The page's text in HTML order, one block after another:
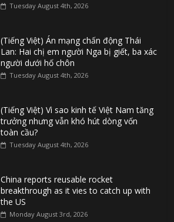
Tuesday August 4th, 2026
(Tiếng Việt) Án mạng chấn động Thái
Lan: Hai chị em người Nga bị giết, ba xác
người dưới hố chôn
Tuesday August 4th, 2026
(Tiếng Việt) Vì sao kinh tế Việt Nam tăng
trưởng nhưng vẫn khó hút dòng vốn
toàn cầu?
Tuesday August 4th, 2026
China reports reusable rocket
breakthrough as it vies to catch up with
the US
Monday August 3rd, 2026